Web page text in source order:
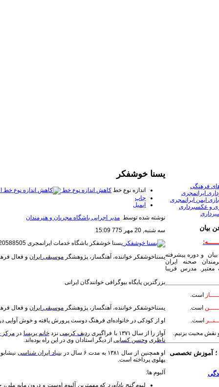
یسنا خوشفکر
اندازه نوع خط کاهش اندازه نوع خط
چاپ
ایمیل
نوشته شده توسط مدیر اجرایی باشگاه مجریان و هنرمندان
سه شنبه, 20 مهر 775 15:09
یسنا خوشفکر باشگاه خدمات ایرانمجری 09120588505
یسناخوشفکر خواننده، آهنگساز، پژوهشگر موسیقی ایرانو فعال
بزرگترین پایگاه بیوگرافی خوانندگان ایرانی
یسناخوشفکر خواننده، آهنگساز، پژوهشگر موسیقی ایرانو فعال
او از کودکی در خانواده‌ای فرهنگ دوست پرورش یافته و خوش آوایی
آواز را از سال ۱۳۷۱ با فراگیری
ردیف کریمینزدخانم پریسا در مرکز
ناظریوحسن کساییاز دیگر استادان وی در این راه بوده‌اند.
او همچنین از سال ۱۳۸۱ به مدت ۶ سال در
بنیاد ایران شناسی
پهلوی پرداخته است.
آلبوم ها:
لبومگنج بادآورد که مهمترین آلبوم اوست و درون مایه
فرهنگی
ایرانمجری
ایمن ایرانمجری
و عکسبرداری
بیان
و دوره پیشرفته
صحنه ایران
مدرس فریبا
است.
است.
است.
و نقش محبت بزنیم.
؛ آموزش تخصصی